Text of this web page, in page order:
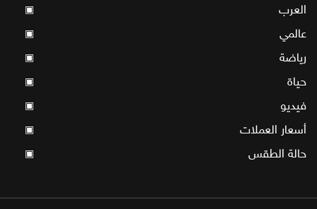
العرب ▣
عالمي ▣
رياضة ▣
حياة ▣
فيديو ▣
أسعار العملات ▣
حالة الطقس ▣